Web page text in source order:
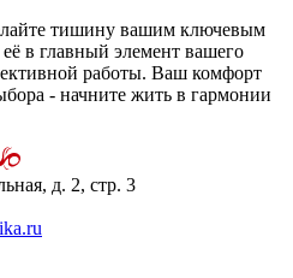
тишину вашим ключевым
в главный элемент вашего
работы. Ваш комфорт
- начните жить в гармонии
д. 2, стр. 3